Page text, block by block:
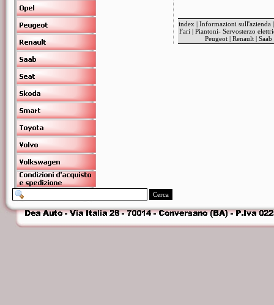
index | Informazioni sull'azienda
Fari | Piantoni- Servosterzo
Peugeot| Renault| Saab
Cerca